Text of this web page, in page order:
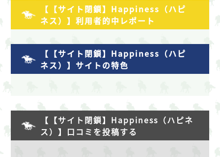
【【サイト閉鎖】Happiness（ハピ
ネス）】利用者的中レポート
【【サイト閉鎖】Happiness（ハピ
ネス）】サイトの特色
【【サイト閉鎖】Happiness（ハピネ
ス）】口コミを投稿する